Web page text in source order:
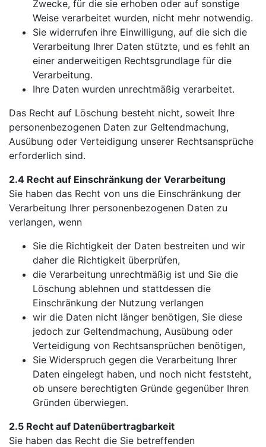
Zwecke, für die sie erhoben oder auf sonstige
Weise verarbeitet wurden, nicht mehr notwendig.
Sie widerrufen ihre Einwilligung, auf die sich die
Verarbeitung Ihrer Daten stützte, und es fehlt an
einer anderweitigen Rechtsgrundlage für die
Verarbeitung.
Ihre Daten wurden unrechtmäßig verarbeitet.
Das Recht auf Löschung besteht nicht, soweit Ihre
personenbezogenen Daten zur Geltendmachung,
Ausübung oder Verteidigung unserer Rechtsansprüche
erforderlich sind.
2.4 Recht auf Einschränkung der Verarbeitung
Sie haben das Recht von uns die Einschränkung der
Verarbeitung Ihrer personenbezogenen Daten zu
verlangen, wenn
Sie die Richtigkeit der Daten bestreiten und wir
daher die Richtigkeit überprüfen,
die Verarbeitung unrechtmäßig ist und Sie die
Löschung ablehnen und stattdessen die
Einschränkung der Nutzung verlangen
wir die Daten nicht länger benötigen, Sie diese
jedoch zur Geltendmachung, Ausübung oder
Verteidigung von Rechtsansprüchen benötigen,
Sie Widerspruch gegen die Verarbeitung Ihrer
Daten eingelegt haben, und noch nicht feststeht,
ob unsere berechtigten Gründe gegenüber Ihren
Gründen überwiegen.
2.5 Recht auf Datenübertragbarkeit
Sie haben das Recht die Sie betreffenden